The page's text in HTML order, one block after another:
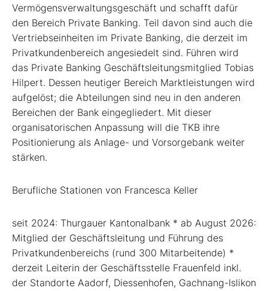
Vermögensverwaltungsgeschäft und schafft dafür
den Bereich Private Banking. Teil davon sind auch die
Vertriebseinheiten im Private Banking, die derzeit im
Privatkundenbereich angesiedelt sind. Führen wird
das Private Banking Geschäftsleitungsmitglied Tobias
Hilpert. Dessen heutiger Bereich Marktleistungen wird
aufgelöst; die Abteilungen sind neu in den anderen
Bereichen der Bank eingegliedert. Mit dieser
organisatorischen Anpassung will die TKB ihre
Positionierung als Anlage- und Vorsorgebank weiter
stärken.
Berufliche Stationen von Francesca Keller
seit 2024: Thurgauer Kantonalbank * ab August 2026:
Mitglied der Geschäftsleitung und Führung des
Privatkundenbereichs (rund 300 Mitarbeitende) *
derzeit Leiterin der Geschäftsstelle Frauenfeld inkl.
der Standorte Aadorf, Diessenhofen, Gachnang-Islikon